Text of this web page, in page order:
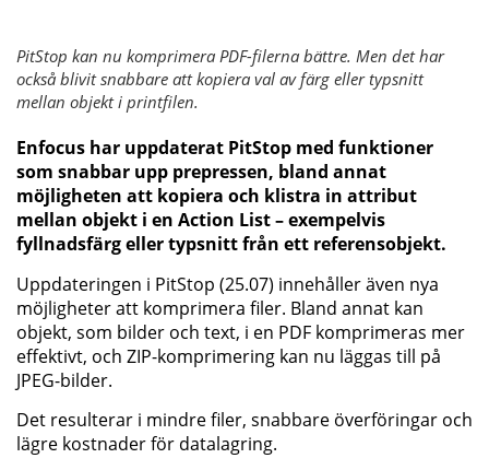
PitStop kan nu komprimera PDF-filerna bättre. Men det har
också blivit snabbare att kopiera val av färg eller typsnitt
mellan objekt i printfilen.
Enfocus har uppdaterat PitStop med funktioner
som snabbar upp prepressen, bland annat
möjligheten att kopiera och klistra in attribut
mellan objekt i en Action List – exempelvis
fyllnadsfärg eller typsnitt från ett referensobjekt.
Uppdateringen i PitStop (25.07) innehåller även nya
möjligheter att komprimera filer. Bland annat kan
objekt, som bilder och text, i en PDF komprimeras mer
effektivt, och ZIP-komprimering kan nu läggas till på
JPEG-bilder.
Det resulterar i mindre filer, snabbare överföringar och
lägre kostnader för datalagring.